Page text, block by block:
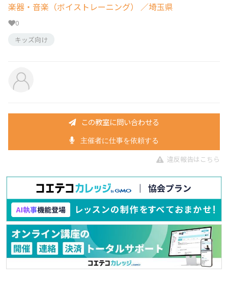
楽器・音楽（ボイストレーニング） ／埼玉県
0
キッズ向け
この教室に問い合わせる
主催者に仕事を依頼する
違反報告はこちら